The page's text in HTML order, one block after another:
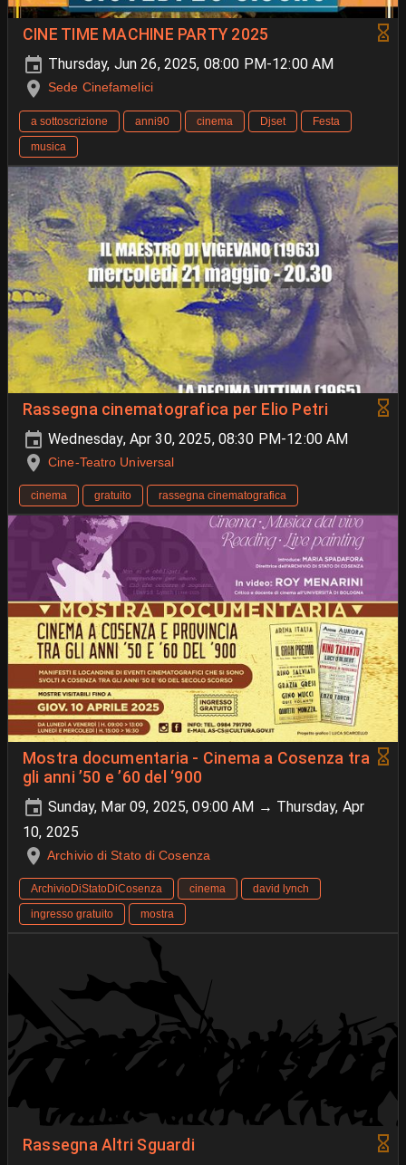
CINE TIME MACHINE PARTY 2025
Thursday, Jun 26, 2025, 08:00 PM-12:00 AM
Sede Cinefamelici
a sottoscrizione anni90 cinema Djset
Festa
musica
Rassegna cinematografica per Elio Petri
Wednesday, Apr 30, 2025, 08:30 PM-12:00 AM
Cine-Teatro Universal
cinema gratuito rassegna cinematografica
Mostra documentaria - Cinema a Cosenza tra
gli anni ’50 e ’60 del ‘900
Sunday, Mar 09, 2025, 09:00 AM → Thursday, Apr
10, 2025
Archivio di Stato di Cosenza
ArchivioDiStatoDiCosenza cinema
david lynch
ingresso gratuito
mostra
Rassegna Altri Sguardi